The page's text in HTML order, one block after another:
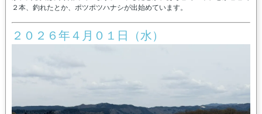
２本、釣れたとか、ポツポツハナシが出始めています。
２０２６年４月０１日（水）